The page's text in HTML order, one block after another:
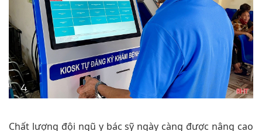
Chất lượng đội ngũ y bác sỹ ngày càng được nâng cao